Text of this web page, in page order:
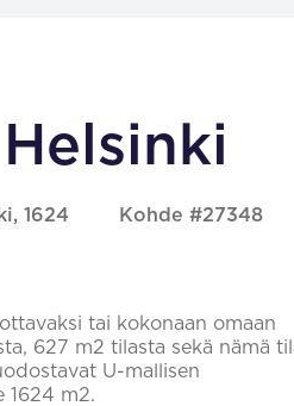
1624
Kohde #27348
tai kokonaan omaan
627 m2 tilasta sekä nämä
U-mallisen
1624 m2.